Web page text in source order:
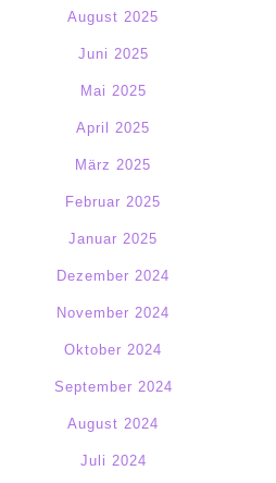
August 2025
Juni 2025
Mai 2025
April 2025
März 2025
Februar 2025
Januar 2025
Dezember 2024
November 2024
Oktober 2024
September 2024
August 2024
Juli 2024